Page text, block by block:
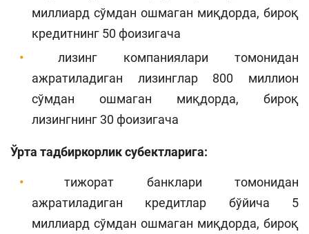
миллиард сўмдан ошмаган миқдорда, бироқ
кредитнинг 50 фоизигача
лизинг компаниялари томонидан
ажратиладиган лизинглар 800 миллион
сўмдан ошмаган миқдорда, бироқ
лизингнинг 30 фоизигача
Ўрта тадбиркорлик субектларига:
тижорат банклари томонидан
ажратиладиган кредитлар бўйича 5
миллиард сўмдан ошмаган миқдорда, бироқ